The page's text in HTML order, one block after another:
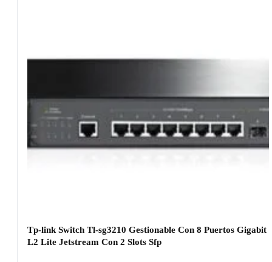
Tp-link Switch Tl-sg3210 Gestionable Con 8 Puertos Gigabit
L2 Lite Jetstream Con 2 Slots Sfp